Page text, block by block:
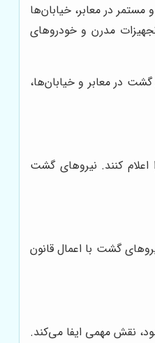
در معابر، خیابان‌ها
مدرن و خودروهای
در معابر و خیابان‌ها،
کنند. نیروهای گشت
گشت با اعمال قانون
نقش مهمی ایفا می‌کند.